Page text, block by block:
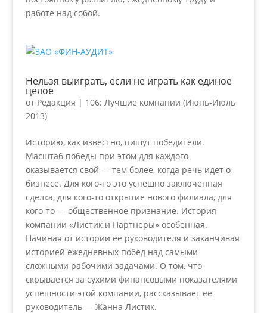
работе над собой.
Нельзя выиграть, если не играть как единое
целое
от Редакция | 106: Лучшие компании (Июнь-Июль
2013)
Историю, как известно, пишут победители.
Масштаб победы при этом для каждого
оказывается свой — тем более, когда речь идет о
бизнесе. Для кого-то это успешно заключенная
сделка, для кого-то открытие нового филиала, для
кого-то — общественное признание. История
компании «Листик и Партнеры» особенная.
Начиная от истории ее руководителя и заканчивая
историей ежедневных побед над самыми
сложными рабочими задачами. О том, что
скрывается за сухими финансовыми показателями
успешности этой компании, рассказывает ее
руководитель — Жанна Листик.